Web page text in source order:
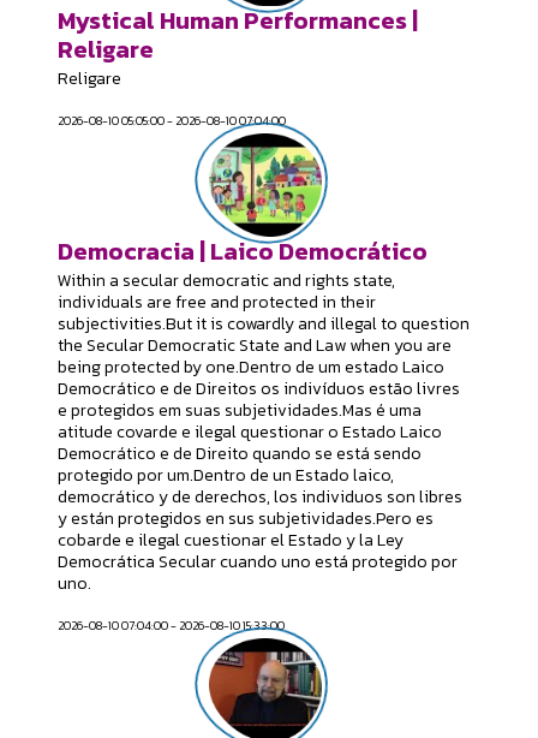
Mystical Human Performances |
Religare
Religare
2026-08-10 05:05:00 - 2026-08-10 07:04:00
Democracia | Laico Democrático
Within a secular democratic and rights state,
individuals are free and protected in their
subjectivities.But it is cowardly and illegal to question
the Secular Democratic State and Law when you are
being protected by one.Dentro de um estado Laico
Democrático e de Direitos os indivíduos estão livres
e protegidos em suas subjetividades.Mas é uma
atitude covarde e ilegal questionar o Estado Laico
Democrático e de Direito quando se está sendo
protegido por um.Dentro de un Estado laico,
democrático y de derechos, los individuos son libres
y están protegidos en sus subjetividades.Pero es
cobarde e ilegal cuestionar el Estado y la Ley
Democrática Secular cuando uno está protegido por
uno.
2026-08-10 07:04:00 - 2026-08-10 15:33:00